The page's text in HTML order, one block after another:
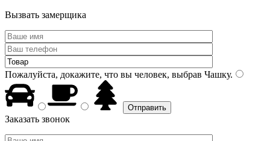
Вызвать замерщика
Пожалуйста, докажите, что вы человек, выбрав Чашку.
Заказать звонок